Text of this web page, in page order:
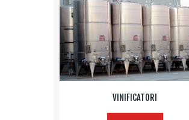
VINIFICATORI